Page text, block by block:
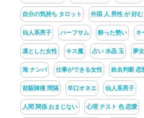
自分の気持ち タロット 外国 人 男性 が 好
仙人系男子 ハーフサム 酔った勢い キ
凛とした女性 キス魔 占い 水晶 玉 夢
海 ナンパ 仕事ができる女性 姓名判断 恋
前駆陣痛 間隔 辛口オネエ 仙人系男子
人間 関係 おまじない 心理 テスト 色 恋愛